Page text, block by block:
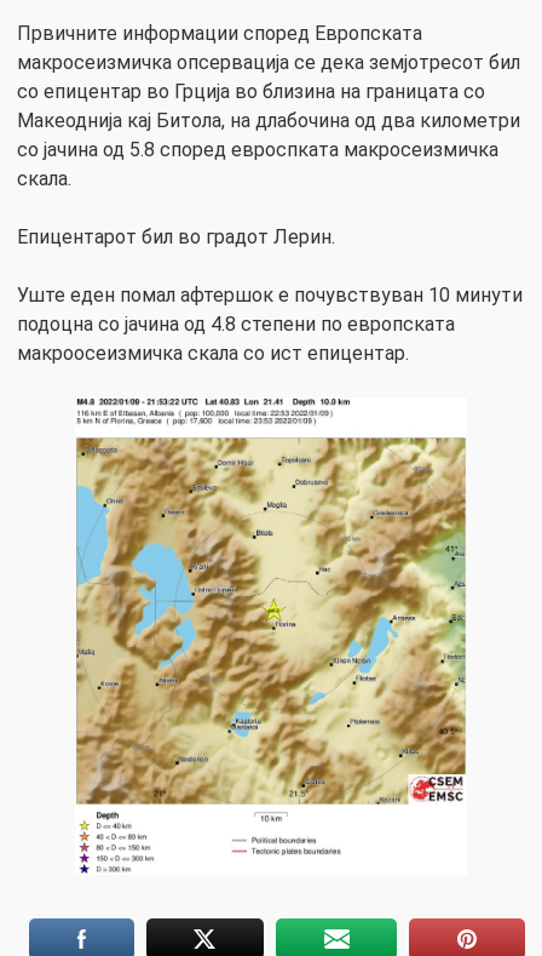
Првичните информации според Европската
макросеизмичка опсервација се дека земјотресот бил
со епицентар во Грција во близина на границата со
Макеоднија кај Битола, на длабочина од два километри
со јачина од 5.8 според евроспката макросеизмичка
скала.
Епицентарот бил во градот Лерин.
Уште еден помал афтершок е почувствуван 10 минути
подоцна со јачина од 4.8 степени по европската
макроосеизмичка скала со ист епицентар.